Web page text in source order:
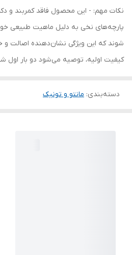
نکات مهم: - این محصول فاقد کمربند و
پارچه‌های نخی به دلیل ماهیت طبیعی
شوند که این ویژگی نشان‌دهنده اصالت
کیفیت اولیه، توصیه می‌شود دو بار اول
دسته‌بندی: مانتو و تونیک